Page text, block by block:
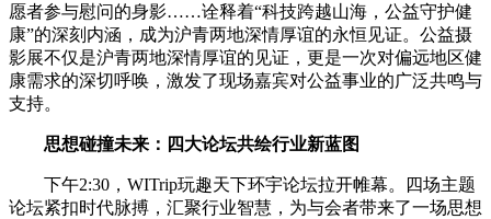
愿者参与慰问的身影……诠释着“科技跨越山海，公益守护健
康”的深刻内涵，成为沪青两地深情厚谊的永恒见证。公益摄
影展不仅是沪青两地深情厚谊的见证，更是一次对偏远地区健
康需求的深切呼唤，激发了现场嘉宾对公益事业的广泛共鸣与
支持。
思想碰撞未来：四大论坛共绘行业新蓝图
下午2:30，WITrip玩趣天下环宇论坛拉开帷幕。四场主题
论坛紧扣时代脉搏，汇聚行业智慧，为与会者带来了一场思想